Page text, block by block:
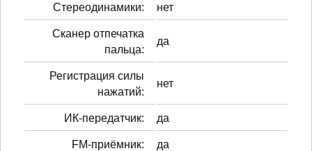
Стереодинамики: нет
Сканер отпечатка
пальца:
да
Регистрация силы
нажатий:
нет
ИК-передатчик: да
FM-приёмник: да